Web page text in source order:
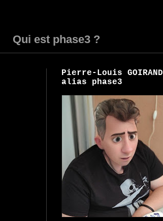
Qui est phase3 ?
Pierre-Louis GOIRAND
alias phase3